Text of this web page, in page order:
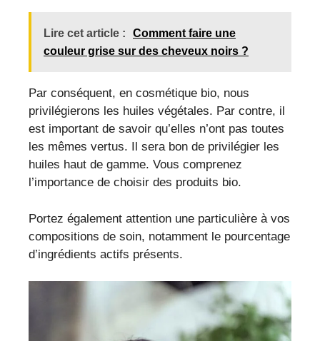
Lire cet article :
Comment faire une
couleur grise sur des cheveux noirs ?
Par conséquent, en cosmétique bio, nous
privilégierons les huiles végétales. Par contre, il
est important de savoir qu’elles n’ont pas toutes
les mêmes vertus. Il sera bon de privilégier les
huiles haut de gamme. Vous comprenez
l’importance de choisir des produits bio.
Portez également attention une particulière à vos
compositions de soin, notamment le pourcentage
d’ingrédients actifs présents.